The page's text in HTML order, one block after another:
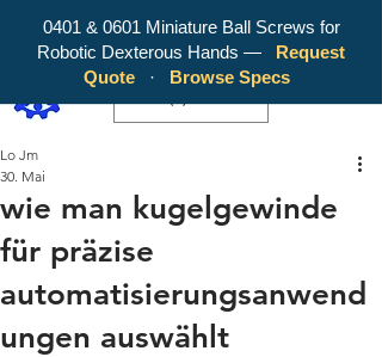
WY Precision Co., Limited - Your
Trusted Mini Ballscrew Manufacturer!
wie man kugelgewinde
für präzise
automatisierungsanwend
ungen auswählt
Lo Jm
30. Mai
0401 & 0601 Miniature Ball Screws for
Robotic Dexterous Hands —
Request
Quote
· Browse Specs